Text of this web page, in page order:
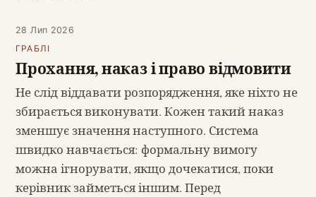
28 Лип 2026
ГРАБЛІ
Прохання, наказ і право відмовити
Не слід віддавати розпорядження, яке ніхто не
збирається виконувати. Кожен такий наказ
зменшує значення наступного. Система
швидко навчається: формальну вимогу
можна ігнорувати, якщо дочекатися, поки
керівник займеться іншим. Перед